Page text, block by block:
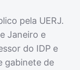
pela UERJ.
Janeiro e
do IDP e
gabinete de